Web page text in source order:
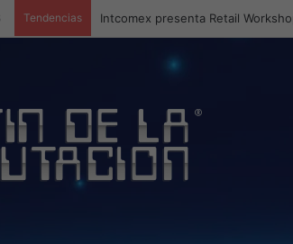
Tendencias Intcomex presenta Retail